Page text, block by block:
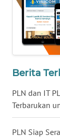
Berita
PLN dan IT
Terbarukan
PLN Siap
WN
KALTARA
KALSEL
WN
KALTIM
WN